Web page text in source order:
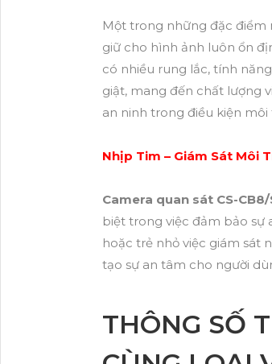
Một trong những đặc điểm
giữ cho hình ảnh luôn ổn
có nhiều rung lắc, tính
giật, mang đến chất lượng
an ninh trong điều kiện
Nhịp Tim – Giám Sát Môi
Camera quan sát CS-CB8/
biệt trong việc đảm bảo sự
hoặc trẻ nhỏ việc giám
tạo sự an tâm cho người
THÔNG SỐ